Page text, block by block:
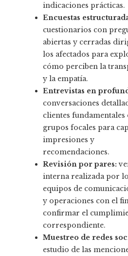
indicaciones prácticas.
Encuestas
cuestionarios con
abiertas y cerradas
los afectados para
cómo perciben la
y la empatía.
Entrevistas en
conversaciones
clientes fundamentales
grupos focales para
impresiones y
recomendaciones.
Revisión por pares:
interna realizada por
equipos de
y operaciones con el
confirmar el
correspondiente.
Muestreo de redes
estudio de las